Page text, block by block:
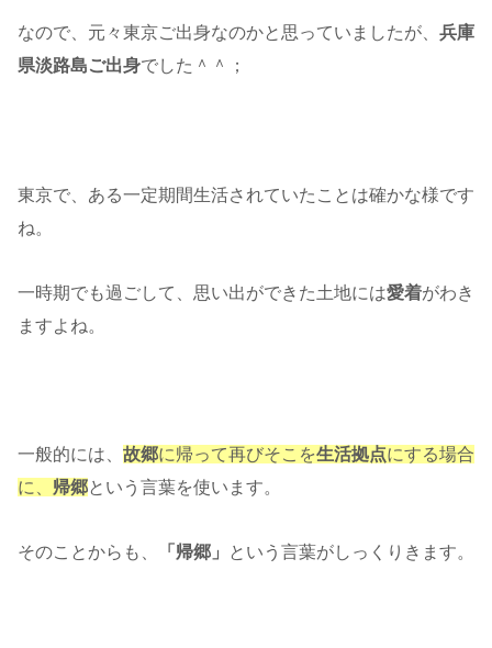
なので、元々東京ご出身なのかと思っていましたが、 兵庫
県淡路島ご出身でした＾＾；
東京で、ある一定期間生活されていたことは確かな様です
ね。
一時期でも過ごして、思い出ができた土地には愛着がわき
ますよね。
一般的には、 故郷に帰って再びそこを生活拠点にする場合
に、 帰郷という言葉を使います。
そのことからも、 「帰郷」 という言葉がしっくりきます。